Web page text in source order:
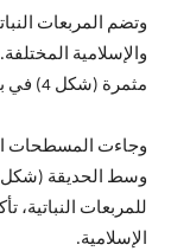
وتضم المربعات
والإسلامية
مثمرة (شكل 4) في باحات صالة الإستقبال المطلة على الحديقة.
وجاءت المسطحات
للمربعات النباتية،
الإسلامية.